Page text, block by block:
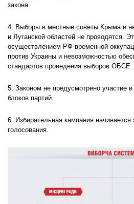
закона.
4. Выборы в местные советы Крыма и
и Луганской областей не проводятся.
осуществлением РФ временной
против Украины и невозможностью
стандартов проведения выборов ОБСЕ.
5. Законом не предусмотрено участие
блоков партий.
6. Избирательная кампания
голосования.